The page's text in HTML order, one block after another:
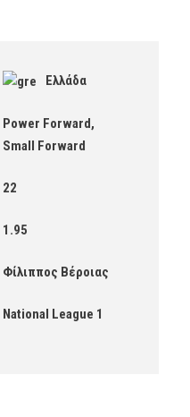
Ελλάδα
Power Forward,
Small Forward
22
1.95
Φίλιππος Βέροιας
National League 1